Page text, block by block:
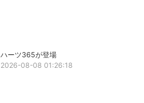
ハーツ365が登場
2026-08-08 01:26:18